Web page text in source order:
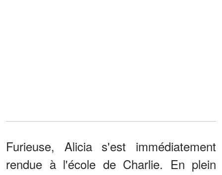
Furieuse, Alicia s'est immédiatement
rendue à l'école de Charlie. En plein